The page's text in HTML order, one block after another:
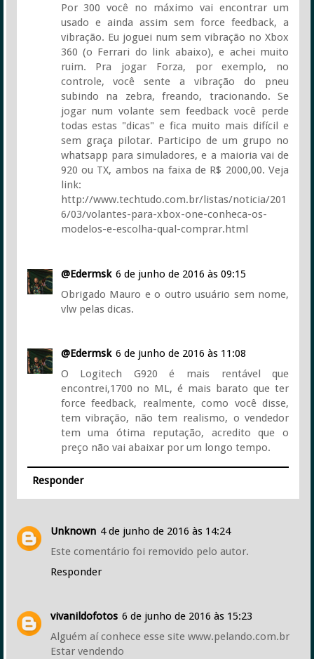
Por 300 você no máximo vai encontrar um
usado e ainda assim sem force feedback, a
vibração. Eu joguei num sem vibração no Xbox
360 (o Ferrari do link abaixo), e achei muito
ruim. Pra jogar Forza, por exemplo, no
controle, você sente a vibração do pneu
subindo na zebra, freando, tracionando. Se
jogar num volante sem feedback você perde
todas estas "dicas" e fica muito mais difícil e
sem graça pilotar. Participo de um grupo no
whatsapp para simuladores, e a maioria vai de
920 ou TX, ambos na faixa de R$ 2000,00. Veja
link:
http://www.techtudo.com.br/listas/noticia/201
6/03/volantes-para-xbox-one-conheca-os-
modelos-e-escolha-qual-comprar.html
@Edermsk 6 de junho de 2016 às 09:15
Obrigado Mauro e o outro usuário sem nome,
vlw pelas dicas.
@Edermsk 6 de junho de 2016 às 11:08
O Logitech G920 é mais rentável que
encontrei,1700 no ML, é mais barato que ter
force feedback, realmente, como você disse,
tem vibração, não tem realismo, o vendedor
tem uma ótima reputação, acredito que o
preço não vai abaixar por um longo tempo.
Responder
Unknown 4 de junho de 2016 às 14:24
Este comentário foi removido pelo autor.
Responder
vivanildofotos 6 de junho de 2016 às 15:23
Alguém aí conhece esse site www.pelando.com.br
Estar vendendo